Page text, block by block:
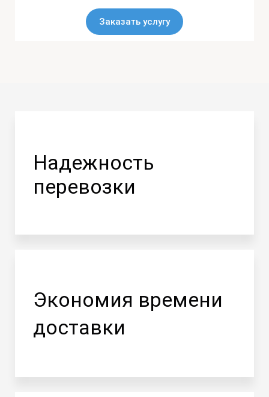
Заказать услугу
Надежность
перевозки
Экономия времени
доставки